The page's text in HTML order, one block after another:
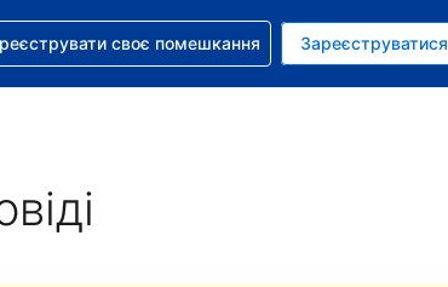
валюта: Долар США
поточна мова: Українською
допомогу з бронюванням
своє помешкання Зареєструватися